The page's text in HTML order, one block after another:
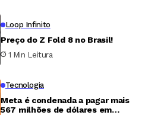
Loop Infinito
Preço do Z Fold 8 no Brasil!
1 Min Leitura
Tecnologia
Meta é condenada a pagar mais
567 milhões de dólares em